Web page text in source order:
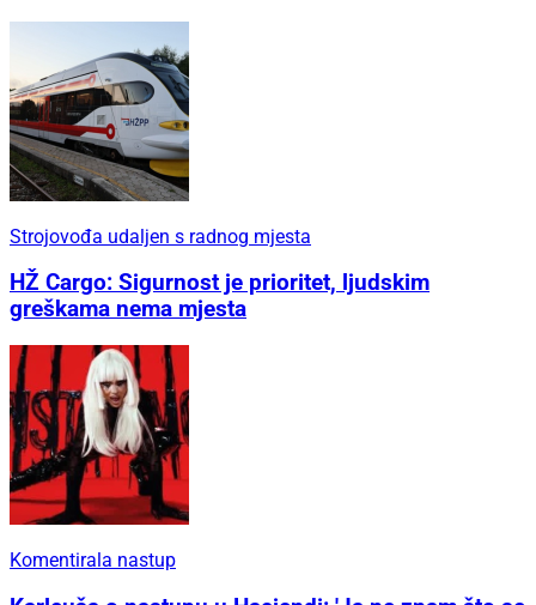
Strojovođa udaljen s radnog mjesta
HŽ Cargo: Sigurnost je prioritet, ljudskim
greškama nema mjesta
Komentirala nastup